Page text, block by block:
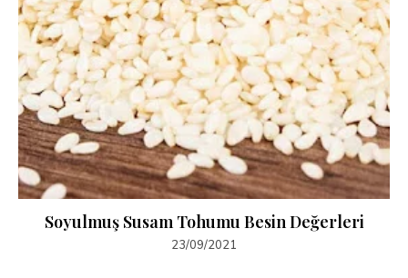
Soyulmuş Susam Tohumu Besin Değerleri
23/09/2021